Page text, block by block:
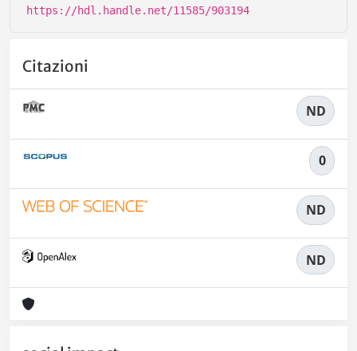
https://hdl.handle.net/11585/903194
Citazioni
ND
0
ND
ND